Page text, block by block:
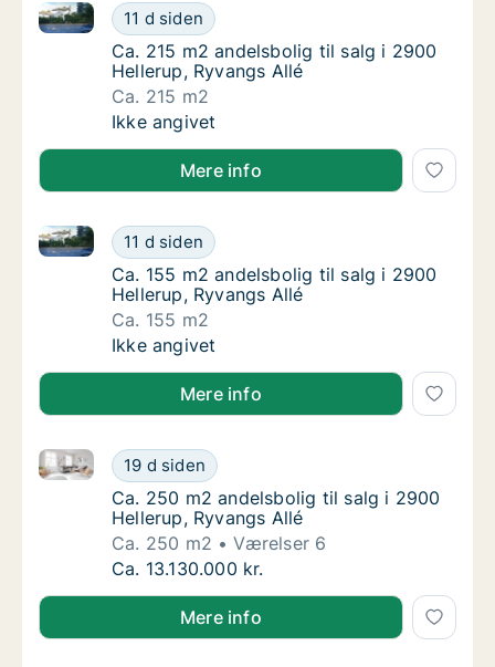
Ca. 215 m2 andelsbolig til salg i 2900
11 d siden
Ca. 215 m2 andelsbolig til salg i 2900 Hellerup,
Ca. 215 m2 andelsbolig til salg i 2900
Ca. 215 m2 andelsbolig til salg i 2900
Hellerup, Ryvangs Allé
Ca. 215 m2
Ca. 215 m2 andelsbolig til salg i 2900
Ikke angivet
Mere info
Ca. 155 m2 andelsbolig til salg i 2900
11 d siden
Ca. 155 m2 andelsbolig til salg i 2900 Hellerup,
Ca. 155 m2 andelsbolig til salg i 2900
Ca. 155 m2 andelsbolig til salg i 2900
Hellerup, Ryvangs Allé
Ca. 155 m2
Ca. 155 m2 andelsbolig til salg i 2900
Ikke angivet
Mere info
Ca. 250 m2 andelsbolig til salg i 2900
19 d siden
Ca. 250 m2 andelsbolig til salg i 2900 Hellerup,
Ca. 250 m2 andelsbolig til salg i 2900
Ca. 250 m2 andelsbolig til salg i 2900
Hellerup, Ryvangs Allé
Ca. 250 m2
Værelser 6
Ca. 250 m2 andelsbolig til salg i 2900
Ca. 13.130.000 kr.
Mere info